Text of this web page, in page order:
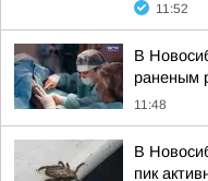
11:52
В
раненым
11:48
В
пик